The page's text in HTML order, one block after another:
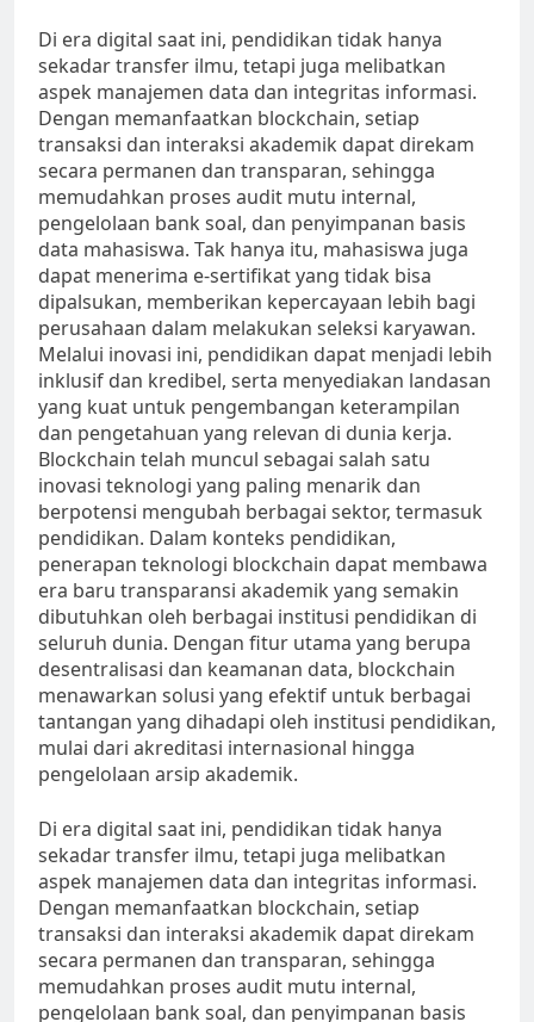
Di era digital saat ini, pendidikan tidak hanya
sekadar transfer ilmu, tetapi juga melibatkan
aspek manajemen data dan integritas informasi.
Dengan memanfaatkan blockchain, setiap
transaksi dan interaksi akademik dapat direkam
secara permanen dan transparan, sehingga
memudahkan proses audit mutu internal,
pengelolaan bank soal, dan penyimpanan basis
data mahasiswa. Tak hanya itu, mahasiswa juga
dapat menerima e-sertifikat yang tidak bisa
dipalsukan, memberikan kepercayaan lebih bagi
perusahaan dalam melakukan seleksi karyawan.
Melalui inovasi ini, pendidikan dapat menjadi lebih
inklusif dan kredibel, serta menyediakan landasan
yang kuat untuk pengembangan keterampilan
dan pengetahuan yang relevan di dunia kerja.
Blockchain telah muncul sebagai salah satu
inovasi teknologi yang paling menarik dan
berpotensi mengubah berbagai sektor, termasuk
pendidikan. Dalam konteks pendidikan,
penerapan teknologi blockchain dapat membawa
era baru transparansi akademik yang semakin
dibutuhkan oleh berbagai institusi pendidikan di
seluruh dunia. Dengan fitur utama yang berupa
desentralisasi dan keamanan data, blockchain
menawarkan solusi yang efektif untuk berbagai
tantangan yang dihadapi oleh institusi pendidikan,
mulai dari akreditasi internasional hingga
pengelolaan arsip akademik.
Di era digital saat ini, pendidikan tidak hanya
sekadar transfer ilmu, tetapi juga melibatkan
aspek manajemen data dan integritas informasi.
Dengan memanfaatkan blockchain, setiap
transaksi dan interaksi akademik dapat direkam
secara permanen dan transparan, sehingga
memudahkan proses audit mutu internal,
pengelolaan bank soal, dan penyimpanan basis